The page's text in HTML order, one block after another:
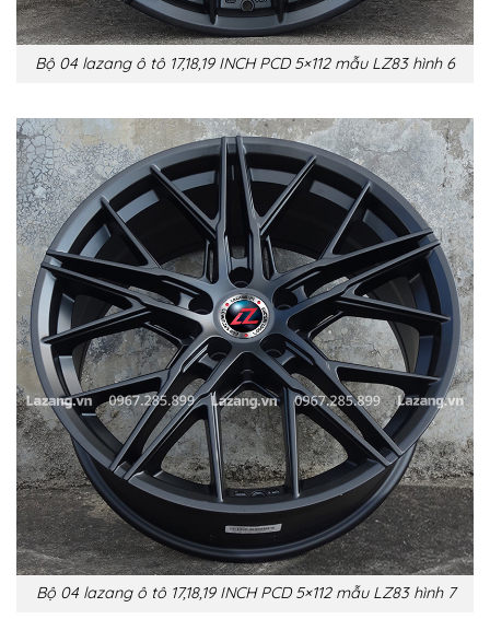
Bộ 04 lazang ô tô 17,18,19 INCH PCD 5×112 mẫu LZ83 hình 6
Bộ 04 lazang ô tô 17,18,19 INCH PCD 5×112 mẫu LZ83 hình 7